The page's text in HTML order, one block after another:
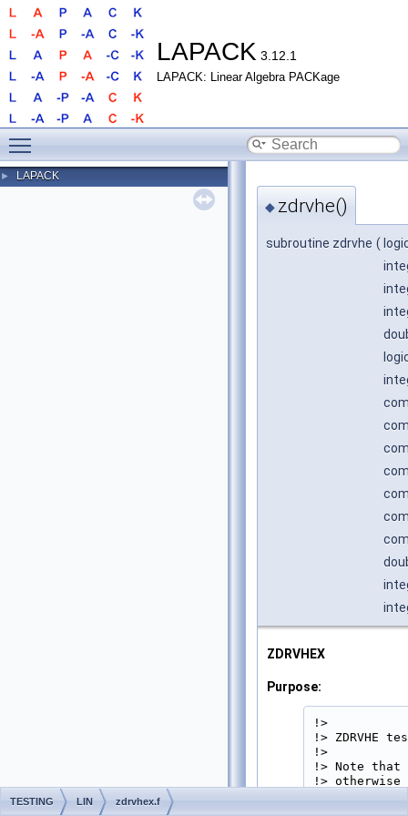
LAPACK 3.12.1
LAPACK: Linear Algebra PACKage
► LAPACK
◆ zdrvhe()
subroutine zdrvhe (
ZDRVHEX
Purpose:
!>
!> ZDRVHE
!>
!> Note that
!>
TESTING LIN zdrvhex.f